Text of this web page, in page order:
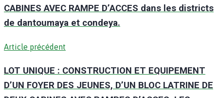
CABINES AVEC RAMPE D’ACCES dans les districts
de dantoumaya et condeya.
Article précédent
LOT UNIQUE : CONSTRUCTION ET EQUIPEMENT
D’UN FOYER DES JEUNES, D’UN BLOC LATRINE DE